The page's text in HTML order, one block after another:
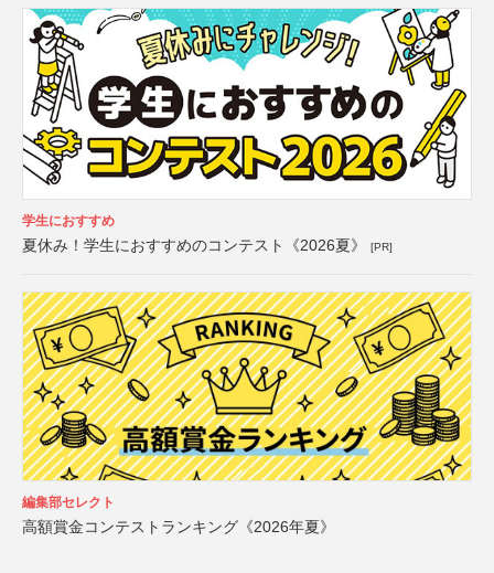
学生におすすめ
夏休み！学生におすすめのコンテスト《2026夏》 [PR]
編集部セレクト
高額賞金コンテストランキング《2026年夏》